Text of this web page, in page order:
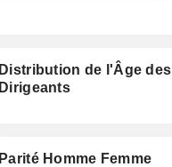
Distribution de l'Âge des
Dirigeants
Parité Homme Femme